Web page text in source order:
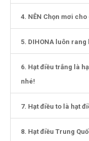
4. NÊN Chọn mơi
5. DIHONA luôn
6. Hạt điều trắng là
nhé!
7. Hạt điều to là hạt
8. Hạt điều Trung